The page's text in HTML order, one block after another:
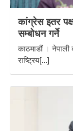
कांग्रेस इतर
सम्बोधन गर्ने
काठमाडौं ।
राष्ट्रिय[...]